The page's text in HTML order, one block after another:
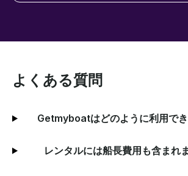
よくある質問
Getmyboatはどのように利用で
レンタルには船長費用も含まれ